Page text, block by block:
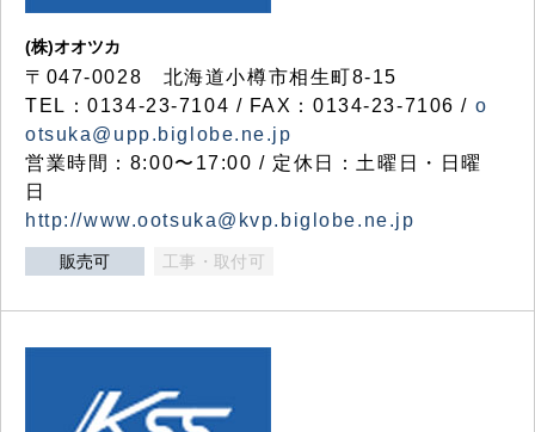
(株)オオツカ
〒047-0028 北海道小樽市相生町8-15
TEL：0134-23-7104 / FAX：0134-23-7106 / o
otsuka@upp.biglobe.ne.jp
営業時間：8:00〜17:00 / 定休日：土曜日・日曜
日
http://www.ootsuka@kvp.biglobe.ne.jp
販売可 工事・取付可